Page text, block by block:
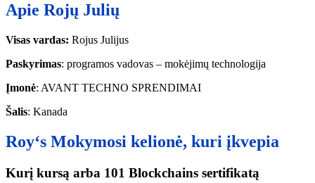
Apie Rojų Julių
Visas vardas: Rojus Julijus
Paskyrimas: programos vadovas – mokėjimų technologija
Įmonė: AVANT TECHNO SPRENDIMAI
Šalis: Kanada
Roy‘s Mokymosi kelionė, kuri įkvepia
Kurį kursą arba 101 Blockchains sertifikatą